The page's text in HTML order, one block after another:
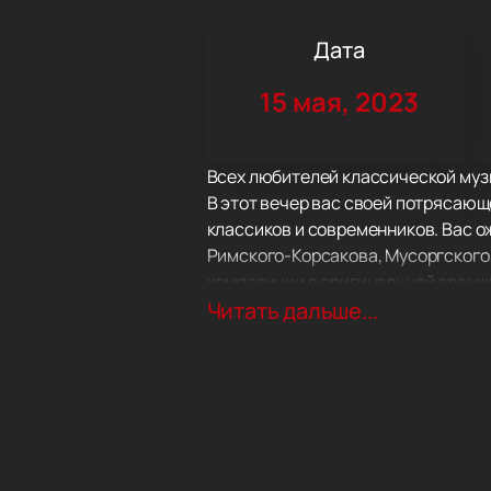
Дата
15 мая, 2023
Всех любителей классической
В этот вечер вас своей
классиков и современников. Вас
Римского-Корсакова,
композиции в оригинальной
Музыканты часто гастролируют,
Читать дальше...